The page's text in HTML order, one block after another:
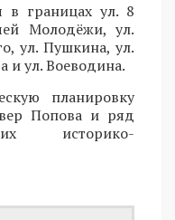
в границах ул. 8
Молодёжи, ул.
ул. Пушкина, ул.
и ул. Воеводина.
планировку
Попова и ряд
историко-